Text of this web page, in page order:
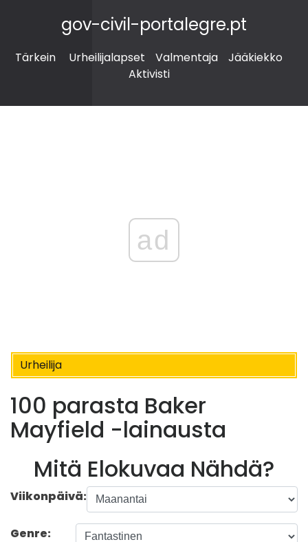
gov-civil-portalegre.pt
Tärkein Urheilijalapset Valmentaja
Jääkiekko
Aktivisti
ad
Urheilija
100 parasta Baker
Mayfield -lainausta
Mitä Elokuvaa Nähdä?
Viikonpäivä:
Genre: